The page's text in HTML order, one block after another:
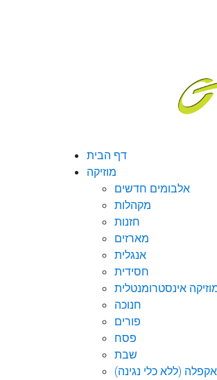
דף הבית
מוזיקה
אלבומים חדשים
מקהלות
חזנות
מארזים
אנגלית
חסידית
אינסטרומנטלית
חנוכה
פורים
פסח
שבת
אקפלה (ללא כלי נגינה)